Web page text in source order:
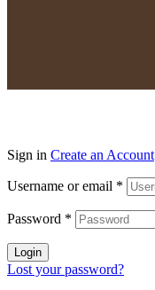
Sign in Create an Account
Username or email *
Password *
Login
Lost your password?